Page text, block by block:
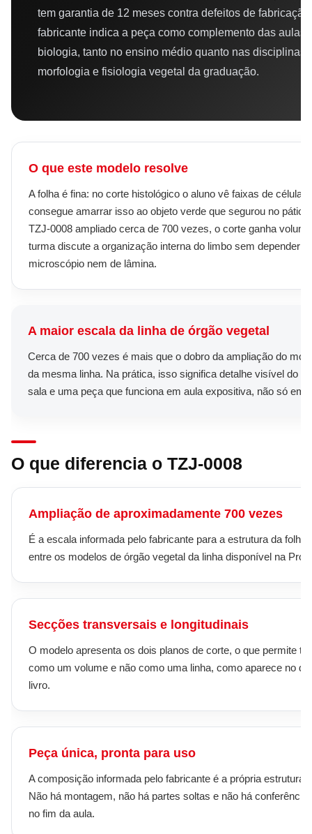
tem garantia de 12 meses contra defeitos de
fabricante indica a peça como complemento das aulas
biologia, tanto no ensino médio quanto nas disciplinas
morfologia e fisiologia vegetal da graduação.
O que este modelo resolve
A folha é fina: no corte histológico o aluno vê faixas de células
consegue amarrar isso ao objeto verde que segurou no pátio.
TZJ-0008 ampliado cerca de 700 vezes, o corte ganha
turma discute a organização interna do limbo sem depender
microscópio nem de lâmina.
A maior escala da linha de órgão vegetal
Cerca de 700 vezes é mais que o dobro da ampliação do
da mesma linha. Na prática, isso significa detalhe visível do
sala e uma peça que funciona em aula expositiva, não só em
O que diferencia o TZJ-0008
Ampliação de aproximadamente 700 vezes
É a escala informada pelo fabricante para a estrutura da folha
entre os modelos de órgão vegetal da linha disponível na
Secções transversais e longitudinais
O modelo apresenta os dois planos de corte, o que permite
como um volume e não como uma linha, como aparece no
livro.
Peça única, pronta para uso
A composição informada pelo fabricante é a própria estrutura
Não há montagem, não há partes soltas e não há conferência
no fim da aula.